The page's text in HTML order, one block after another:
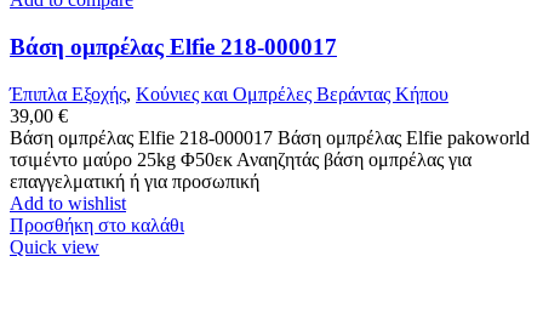
Βάση ομπρέλας Elfie 218-000017
Έπιπλα Εξοχής, Κούνιες και Ομπρέλες Βεράντας Κήπου
39,00 €
Βάση ομπρέλας Elfie 218-000017 Βάση ομπρέλας Elfie pakoworld
τσιμέντο μαύρο 25kg Φ50εκ Αναηζητάς βάση ομπρέλας για
επαγγελματική ή για προσωπική
Add to wishlist
Προσθήκη στο καλάθι
Quick view